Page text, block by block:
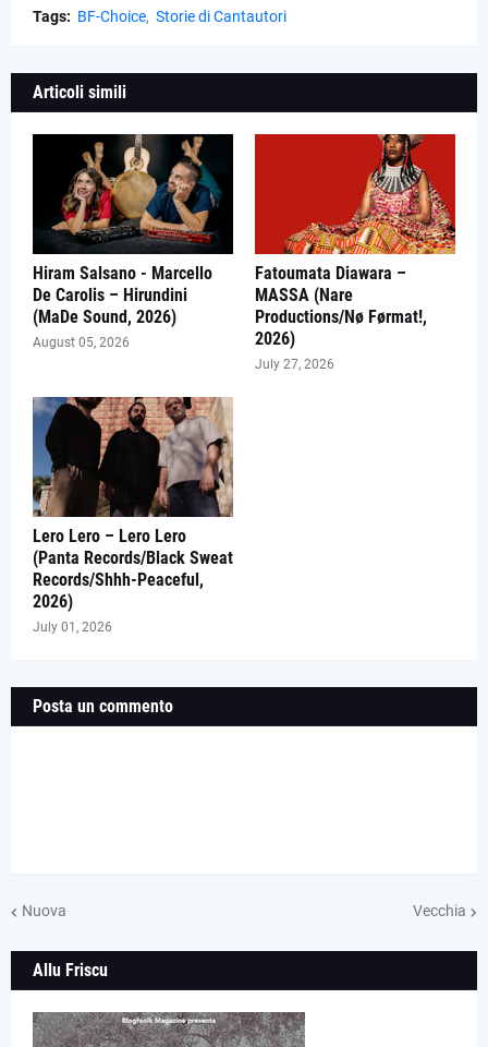
Tags: BF-Choice Storie di Cantautori
Articoli simili
Hiram Salsano - Marcello
De Carolis – Hirundini
(MaDe Sound, 2026)
August 05, 2026
Fatoumata Diawara –
MASSA (Nare
Productions/Nø Førmat!,
2026)
July 27, 2026
Lero Lero – Lero Lero
(Panta Records/Black Sweat
Records/Shhh-Peaceful,
2026)
July 01, 2026
Posta un commento
Nuova Vecchia
Allu Friscu